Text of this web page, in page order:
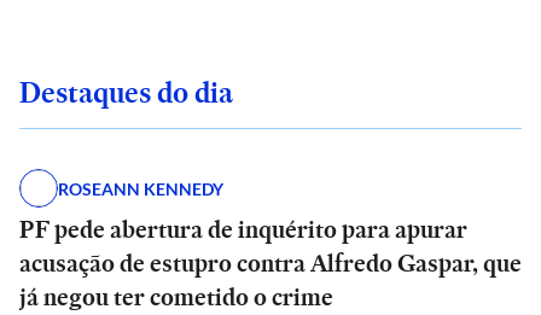
Destaques do dia
ROSEANN KENNEDY
PF pede abertura de inquérito para apurar
acusação de estupro contra Alfredo Gaspar, que
já negou ter cometido o crime